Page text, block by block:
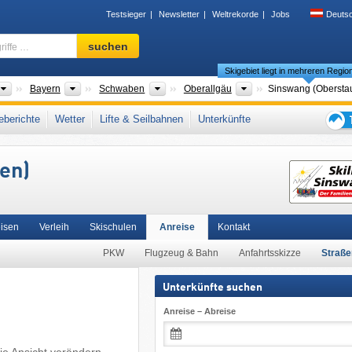
Testsieger Newsletter Weltrekorde Jobs
Skigebiet,
Region,
…
suchen
LänderBayern Bundesländer
Schwaben Bezirke
Oberallgäu Landkreise
Skigebiet liegt in mehreren
Sinswang
Alpenvorland, Meilenweiss Allgäu , Südbayern Süddeutschland,
Wetter Lifte & Seilbahnen
Unterkünfte
den
Verleih Skischulen Anreise
PKW Flugzeug & Bahn Anfahrtsskizze
Kontakt
Unterkünfte suchen
Anreise – Abreise